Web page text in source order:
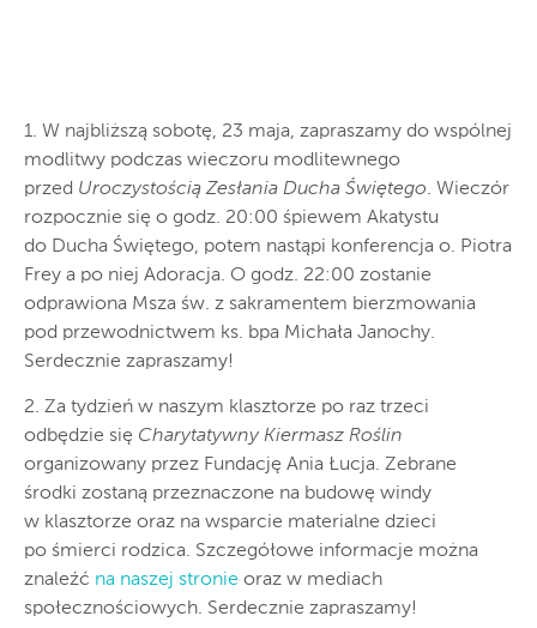
1. W najbliższą sobotę, 23 maja, zapraszamy do wspólnej
modlitwy podczas wieczoru modlitewnego
przed Uroczystością Zesłania Ducha Świętego. Wieczór
rozpocznie się o godz. 20:00 śpiewem Akatystu
do Ducha Świętego, potem nastąpi konferencja o. Piotra
Frey a po niej Adoracja. O godz. 22:00 zostanie
odprawiona Msza św. z sakramentem bierzmowania
pod przewodnictwem ks. bpa Michała Janochy.
Serdecznie zapraszamy!
2. Za tydzień w naszym klasztorze po raz trzeci
odbędzie się Charytatywny Kiermasz Roślin
organizowany przez Fundację Ania Łucja. Zebrane
środki zostaną przeznaczone na budowę windy
w klasztorze oraz na wsparcie materialne dzieci
po śmierci rodzica. Szczegółowe informacje można
znaleźć na naszej stronie oraz w mediach
społecznościowych. Serdecznie zapraszamy!